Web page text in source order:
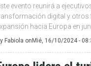
evento reunirá a
digital y otros
hacia Europa en
Fabiola on Mié, 16/10/2024 -